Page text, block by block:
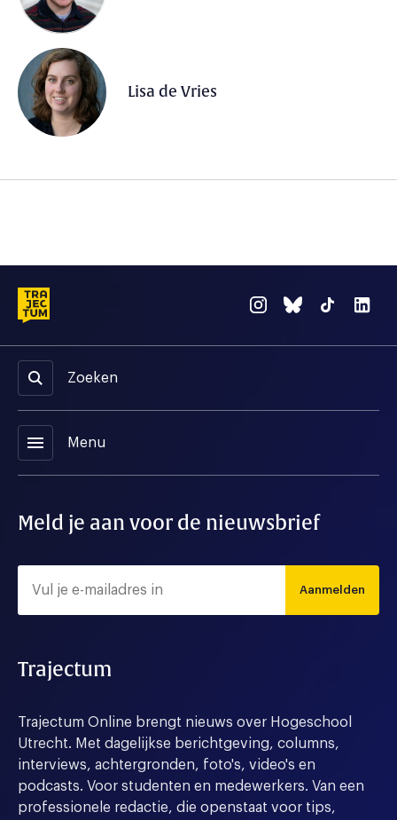
Lisa de Vries
Zoeken
menu Menu
Meld je aan voor de nieuwsbrief
Aanmelden
Trajectum
Trajectum Online brengt nieuws over Hogeschool
Utrecht. Met dagelijkse berichtgeving, columns,
interviews, achtergronden, foto's, video's en
podcasts. Voor studenten en medewerkers. Van een
professionele redactie, die openstaat voor tips,